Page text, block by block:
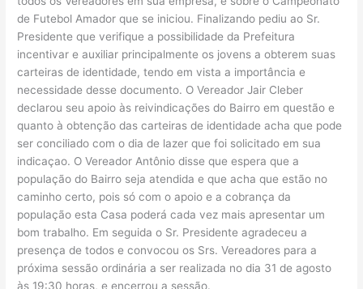
de Futebol Amador que se iniciou. Finalizando pediu ao Sr.
Presidente que verifique a possibilidade da Prefeitura
incentivar e auxiliar principalmente os jovens a obterem suas
carteiras de identidade, tendo em vista a importância e
necessidade desse documento. O Vereador Jair Cleber
declarou seu apoio às reivindicações do Bairro em questão e
quanto à obtenção das carteiras de identidade acha que pode
ser conciliado com o dia de lazer que foi solicitado em sua
indicaçao. O Vereador Antônio disse que espera que a
população do Bairro seja atendida e que acha que estão no
caminho certo, pois só com o apoio e a cobrança da
população esta Casa poderá cada vez mais apresentar um
bom trabalho. Em seguida o Sr. Presidente agradeceu a
presença de todos e convocou os Srs. Vereadores para a
próxima sessão ordinária a ser realizada no dia 31 de agosto
às 19:30 horas, e encerrou a sessão.